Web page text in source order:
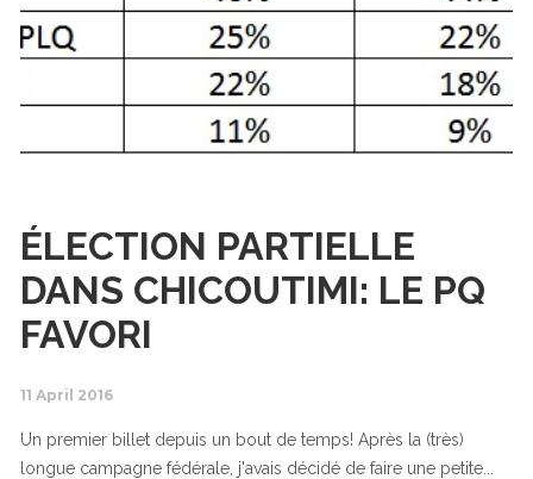
ÉLECTION PARTIELLE
DANS CHICOUTIMI: LE PQ
FAVORI
11 April 2016
Un premier billet depuis un bout de temps! Après la (très)
longue campagne fédérale, j'avais décidé de faire une petite...